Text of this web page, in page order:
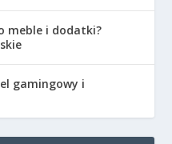
meble i dodatki?
gamingowy i